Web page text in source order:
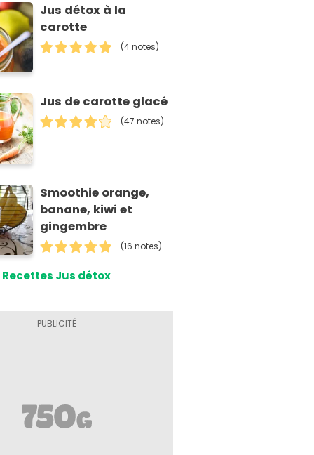
Jus détox à la
carotte
(4 notes)
Jus de carotte glacé
(47 notes)
Smoothie orange,
banane, kiwi et
gingembre
(16 notes)
Recettes Jus détox